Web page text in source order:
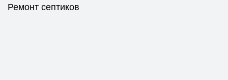
Ремонт септиков